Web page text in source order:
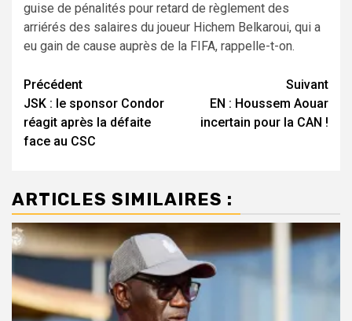
guise de pénalités pour retard de règlement des
arriérés des salaires du joueur Hichem Belkaroui, qui a
eu gain de cause auprès de la FIFA, rappelle-t-on.
Navigation
d’article
Précédent
JSK : le sponsor Condor
réagit après la défaite
face au CSC
Suivant
EN : Houssem Aouar
incertain pour la CAN !
ARTICLES SIMILAIRES :